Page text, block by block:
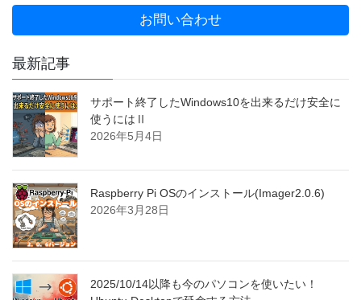
お問い合わせ
最新記事
サポート終了したWindows10を出来るだけ安全に
使うにはⅡ
2026年5月4日
Raspberry Pi OSのインストール(Imager2.0.6)
2026年3月28日
2025/10/14以降も今のパソコンを使いたい！